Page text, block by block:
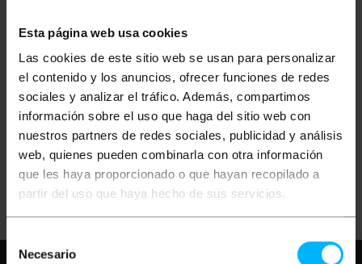
Esta página web usa cookies
Las cookies de este sitio web se usan para personalizar
el contenido y los anuncios, ofrecer funciones de redes
sociales y analizar el tráfico. Además, compartimos
información sobre el uso que haga del sitio web con
nuestros partners de redes sociales, publicidad y análisis
web, quienes pueden combinarla con otra información
que les haya proporcionado o que hayan recopilado a
partir del uso que haya hecho de sus servicios.
Selección
Necesario
USB Bluetooth V2.0 Mini
(classe 1)
PVP
4,50€
4,50€ VAT inc.
PVD
3,22€
Livraison immédiate
REF:
Quantité
Bluetooth Nano USB
Natec Fly V5.0 Classe II
NBD-2003
PVP
5,55€
5,55€ VAT inc.
PVD
4,38
Livraison immédiate REF: NT101
Quantité